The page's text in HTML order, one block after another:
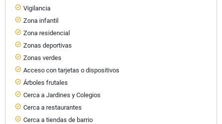
Vigilancia
Zona infantil
Zona residencial
Zonas deportivas
Zonas verdes
Acceso con tarjetas o dispositivos
Árboles frutales
Cerca a Jardines y Colegios
Cerca a restaurantes
Cerca a tiendas de barrio